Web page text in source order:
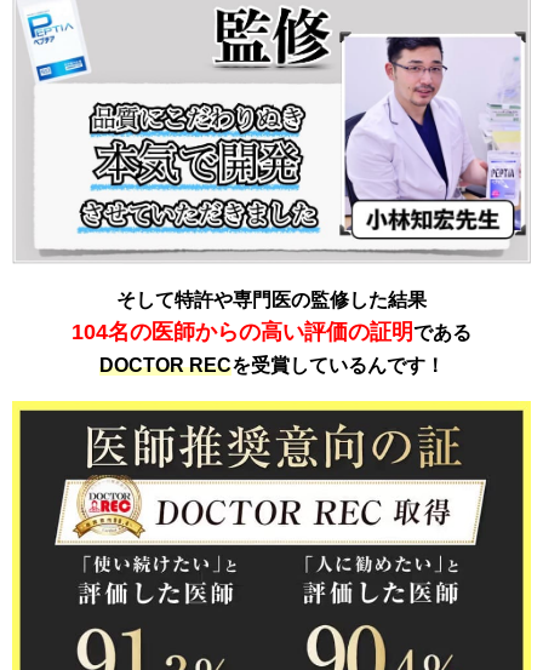
そして特許や専門医の監修した結果
104名の医師からの高い評価の証明である
DOCTOR RECを受賞しているんです！